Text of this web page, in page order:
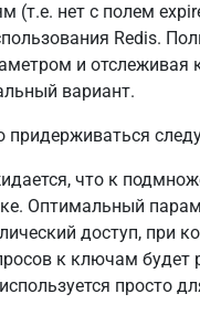
(т.е. нет с полем
Redis.
и
вариант.
придерживаться
что к
Оптимальный
доступ, при
к ключам
просто